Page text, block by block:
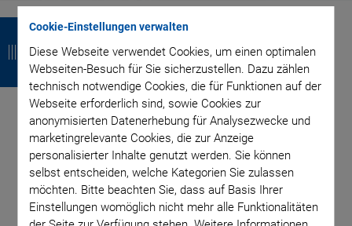
Cookie-Einstellungen verwalten
Diese Webseite verwendet Cookies, um einen optimalen
Webseiten-Besuch für Sie sicherzustellen. Dazu zählen
technisch notwendige Cookies, die für Funktionen auf der
Webseite erforderlich sind, sowie Cookies zur
anonymisierten Datenerhebung für Analysezwecke und
marketingrelevante Cookies, die zur Anzeige
personalisierter Inhalte genutzt werden. Sie können
selbst entscheiden, welche Kategorien Sie zulassen
möchten. Bitte beachten Sie, dass auf Basis Ihrer
Einstellungen womöglich nicht mehr alle Funktionalitäten
Piezokomponenten
ermöglichen in
anspruchsvollen
Hydroakustik-
Z
u
r
ü
c
k
Z
u
r
ü
c
k
Z
u
r
ü
c
k
Z
u
r
ü
c
k